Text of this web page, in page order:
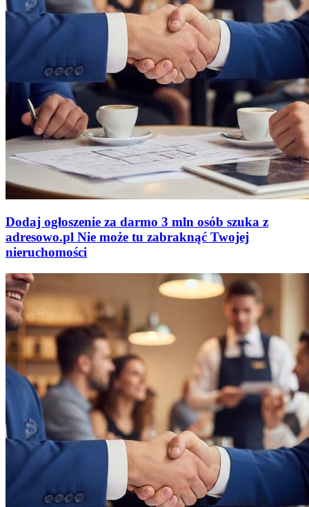
Dodaj ogłoszenie za darmo 3 mln osób szuka z
adresowo.pl Nie może tu zabraknąć Twojej
nieruchomości